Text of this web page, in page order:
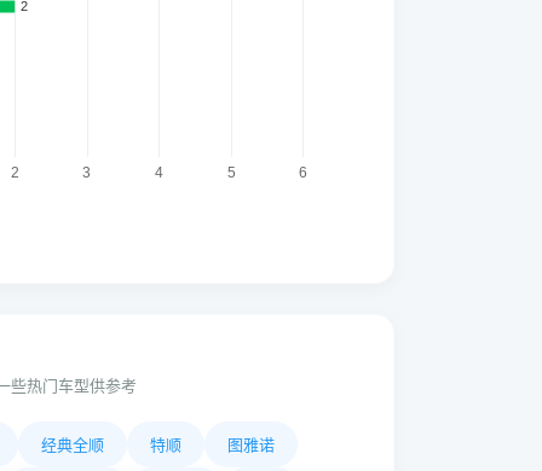
些热门车型供参考
经典全顺 特顺 图雅诺